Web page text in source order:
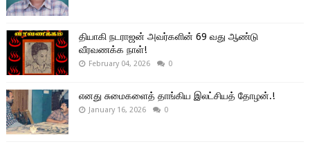
தியாகி நடராஜன் அவர்களின் 69 வது ஆண்டு
வீரவணக்க நாள்!
February 04, 2026 0
எனது சுமைகளைத் தாங்கிய இலட்சியத் தோழன்.!
January 16, 2026 0